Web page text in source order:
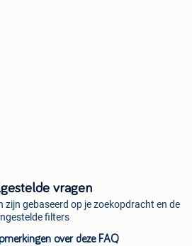
vragen
zijn gebaseerd op je zoekopdracht en de
filters
over deze FAQ